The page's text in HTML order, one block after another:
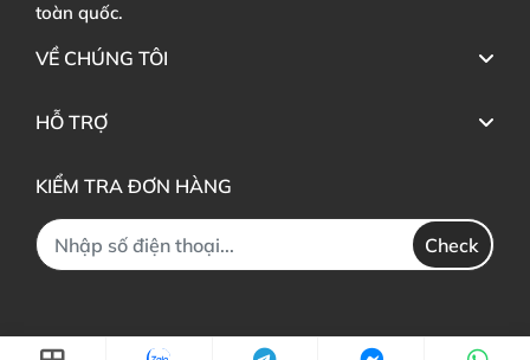
toàn quốc.
VỀ CHÚNG TÔI
HỖ TRỢ
KIỂM TRA ĐƠN HÀNG
Check